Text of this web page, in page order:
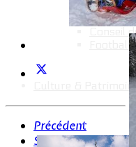
Anciens
ASK
Conseil
Culture &
Précédent
Suivant